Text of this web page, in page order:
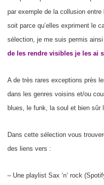
par exemple de la collusion
soit parce qu’elles expriment le
sélection, je me suis permis
de les rendre visibles je les ai
A de très rares exceptions près
dans les genres voisins et/ou
blues, le funk, la soul et bien
Dans cette sélection vous
des liens vers :
– Une playlist Sax ‘n’ rock